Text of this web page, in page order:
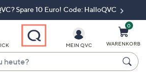
Spare 10 Euro! Code: HalloQVC
MEIN QVC
0
WARENKORB